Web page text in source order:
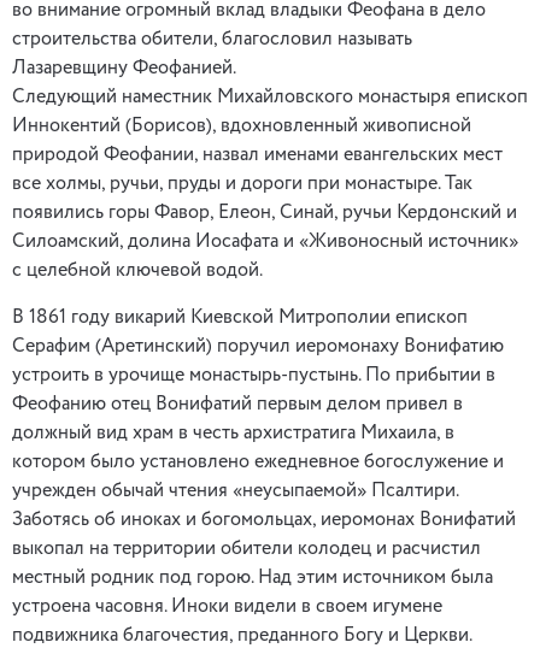
во внимание огромный вклад владыки Феофана в дело
строительства обители, благословил называть
Лазаревщину Феофанией.
Следующий наместник Михайловского монастыря епископ
Иннокентий (Борисов), вдохновленный живописной
природой Феофании, назвал именами евангельских мест
все холмы, ручьи, пруды и дороги при монастыре. Так
появились горы Фавор, Елеон, Синай, ручьи Кердонский и
Силоамский, долина Иосафата и «Живоносный источник»
с целебной ключевой водой.
В 1861 году викарий Киевской Митрополии епископ
Серафим (Аретинский) поручил иеромонаху Вонифатию
устроить в урочище монастырь-пустынь. По прибытии в
Феофанию отец Вонифатий первым делом привел в
должный вид храм в честь архистратига Михаила, в
котором было установлено ежедневное богослужение и
учрежден обычай чтения «неусыпаемой» Псалтири.
Заботясь об иноках и богомольцах, иеромонах Вонифатий
выкопал на территории обители колодец и расчистил
местный родник под горою. Над этим источником была
устроена часовня. Иноки видели в своем игумене
подвижника благочестия, преданного Богу и Церкви.